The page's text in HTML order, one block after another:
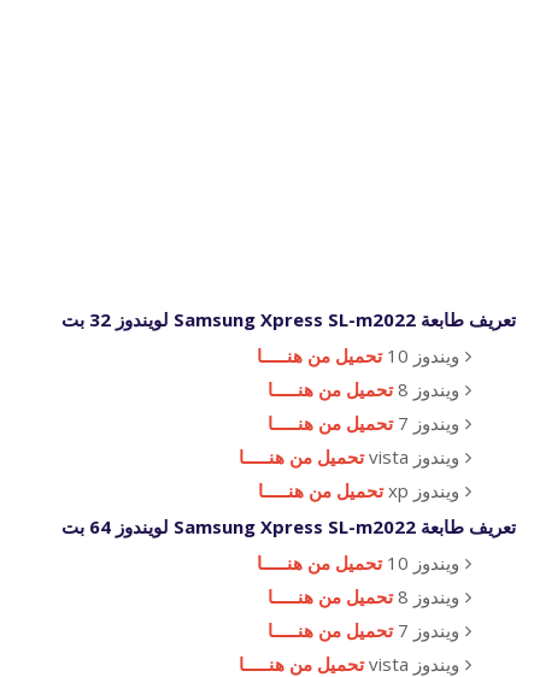
تعريف طابعة Samsung Xpress SL-m2022 لويندوز 32 بت
ويندوز 10
تحميل من هنـــــا
ويندوز 8
تحميل من هنـــــا
ويندوز 7
تحميل من هنـــــا
ويندوز vista
تحميل من هنـــــا
ويندوز xp
تحميل من هنـــــا
تعريف طابعة Samsung Xpress SL-m2022 لويندوز 64 بت
ويندوز 10
تحميل من هنـــــا
ويندوز 8
تحميل من هنـــــا
ويندوز 7
تحميل من هنـــــا
ويندوز vista
تحميل من هنـــــا